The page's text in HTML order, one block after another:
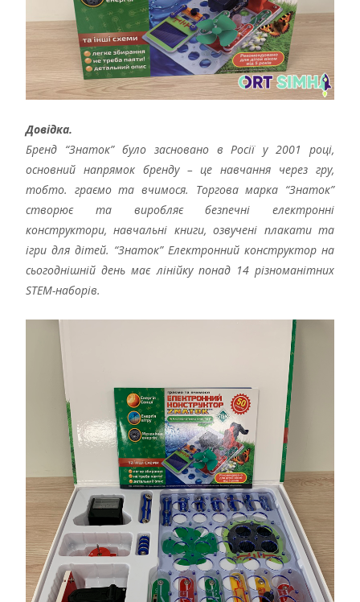
Довідка.
Бренд “Знаток” було засновано в Росії у 2001 році,
основний напрямок бренду – це навчання через гру,
тобто. граємо та вчимося. Торгова марка “Знаток”
створює та виробляє безпечні електронні
конструктори, навчальні книги, озвучені плакати та
ігри для дітей. “Знаток” Електронний конструктор на
сьогоднішній день має лінійку понад 14 різноманітних
STEM-наборів.